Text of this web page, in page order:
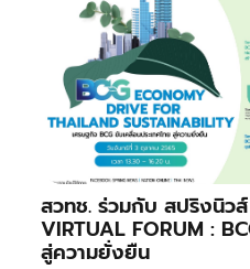
สวทช. ร่วมกับ สปริงนิว
VIRTUAL FORUM :
สู่ความยั่งยืน